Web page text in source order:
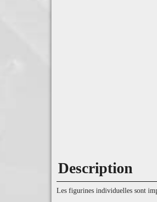
Description
Les figurines individuelles sont